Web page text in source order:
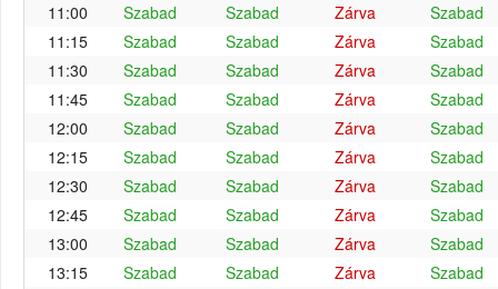
11:00
Szabad Szabad Zárva
Szabad
11:15
Szabad Szabad Zárva
Szabad
11:30
Szabad Szabad Zárva
Szabad
11:45
Szabad Szabad Zárva
Szabad
12:00
Szabad Szabad Zárva
Szabad
12:15
Szabad Szabad Zárva
Szabad
12:30
Szabad Szabad Zárva
Szabad
12:45
Szabad Szabad Zárva
Szabad
13:00
Szabad Szabad Zárva
Szabad
13:15
Szabad Szabad Zárva
Szabad